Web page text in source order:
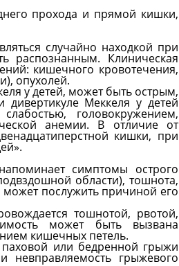
прохода и прямой кишки,
случайно находкой при
распознанным. Клиническая
кишечного кровотечения,
опухолей.
у детей, может быть острым,
Меккеля у детей
головокружением,
анемии. В отличие от
кишки, при
симптомы острого
области), тошнота,
послужить причиной его
тошнотой, рвотой,
может быть вызвана
кишечных петель.
или бедренной грыжи
грыжевого